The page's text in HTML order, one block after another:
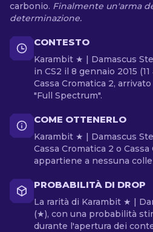
carbonio. Finalmente un'arma
determinazione.
CONTESTO
Karambit ★ | Damascus
in CS2 il 8 gennaio 2015
Cassa Cromatica 2,
"Full Spectrum".
COME OTTENERLO
Karambit ★ | Damascus
Cassa Cromatica 2 o
appartiene a nessuna
PROBABILITÀ DI DROP
La rarità di Karambit ★ |
(★), con una probabilità
durante l'apertura dei